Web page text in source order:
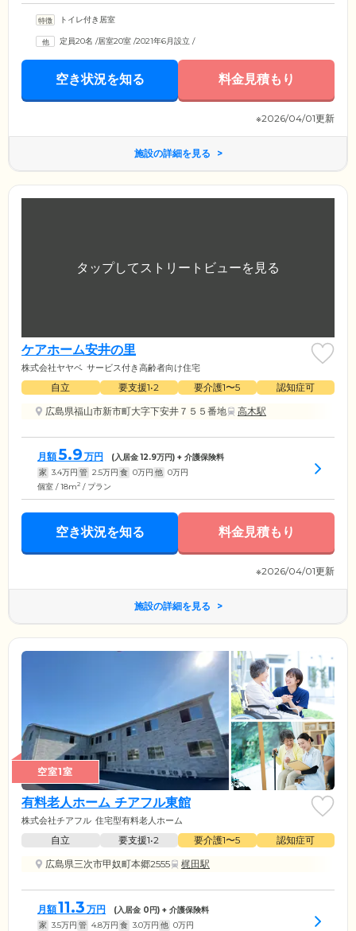
トイレ付き居室
定員20名 /居室20室 /2021年6月設立 /
空き状況を知る 料金見積もり
※2026/04/01更新
施設の詳細を見る
ケアホーム安井の里
株式会社ヤヤベ サービス付き高齢者向け住宅
自立 要支援1•2 要介護1〜5
認知症可
広島県福山市新市町大字下安井７５５番地
高木駅
月額5.9 万円 (入居金12.9万円) + 介護保険料
家 3.4万円 管 2.5万円 食 0万円 他 0万円
個室 / 18m2 / プラン
空き状況を知る 料金見積もり
※2026/04/01更新
施設の詳細を見る
空室1室
有料老人ホーム チアフル東館
株式会社チアフル 住宅型有料老人ホーム
自立 要支援1•2 要介護1〜5
認知症可
広島県三次市甲奴町本郷2555
梶田駅
月額11.3 万円 (入居金 0円) + 介護保険料
家 3.5万円 管 4.8万円 食 3.0万円 他 0万円